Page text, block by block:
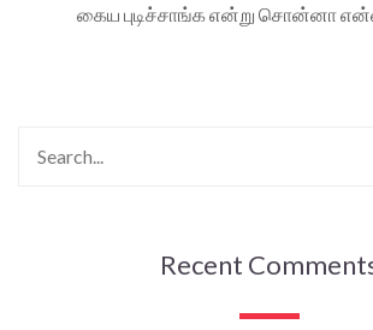
கைய புடிச்சாங்க என்று சொன்னா
Recent